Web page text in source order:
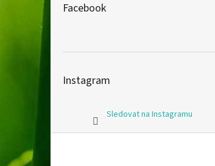
Facebook
Instagram
Sledovat na Instagramu